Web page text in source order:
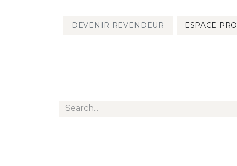
DEVENIR REVENDEUR ESPACE PRO